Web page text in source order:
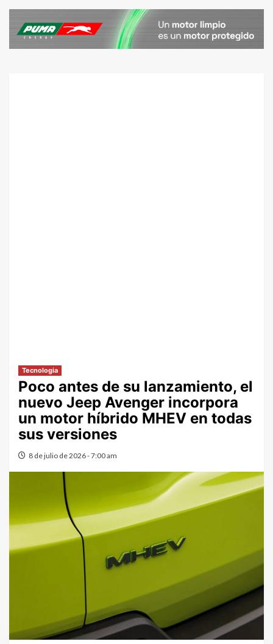
Tecnologia
Poco antes de su lanzamiento, el
nuevo Jeep Avenger incorpora
un motor híbrido MHEV en todas
sus versiones
8 de julio de 2026 - 7:00 am